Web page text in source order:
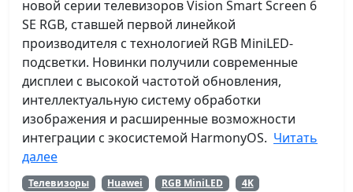
новой серии телевизоров Vision Smart Screen 6
SE RGB, ставшей первой линейкой
производителя с технологией RGB MiniLED-
подсветки. Новинки получили современные
дисплеи с высокой частотой обновления,
интеллектуальную систему обработки
изображения и расширенные возможности
интеграции с экосистемой HarmonyOS. Читать
далее
Телевизоры Huawei RGB MiniLED 4K